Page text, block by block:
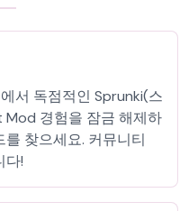
서 독점적인 Sprunki(스
Mod 경험을 잠금 해제하
찾으세요. 커뮤니티
다!